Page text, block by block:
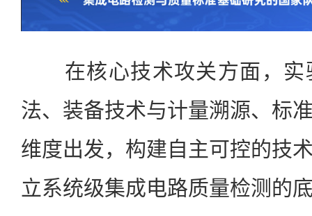
在核心技术攻关方面，实
法、装备技术与计量溯源、标
维度出发，构建自主可控的技
立系统级集成电路质量检测的